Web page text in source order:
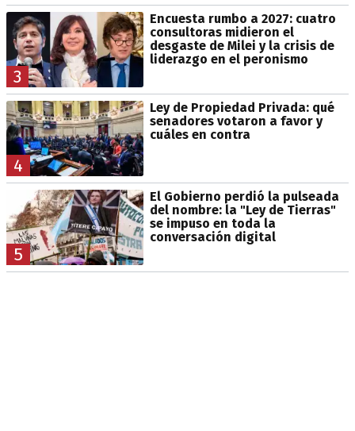
3
Encuesta rumbo a 2027: cuatro
consultoras midieron el
desgaste de Milei y la crisis de
liderazgo en el peronismo
4
Ley de Propiedad Privada: qué
senadores votaron a favor y
cuáles en contra
5
El Gobierno perdió la pulseada
del nombre: la "Ley de Tierras"
se impuso en toda la
conversación digital